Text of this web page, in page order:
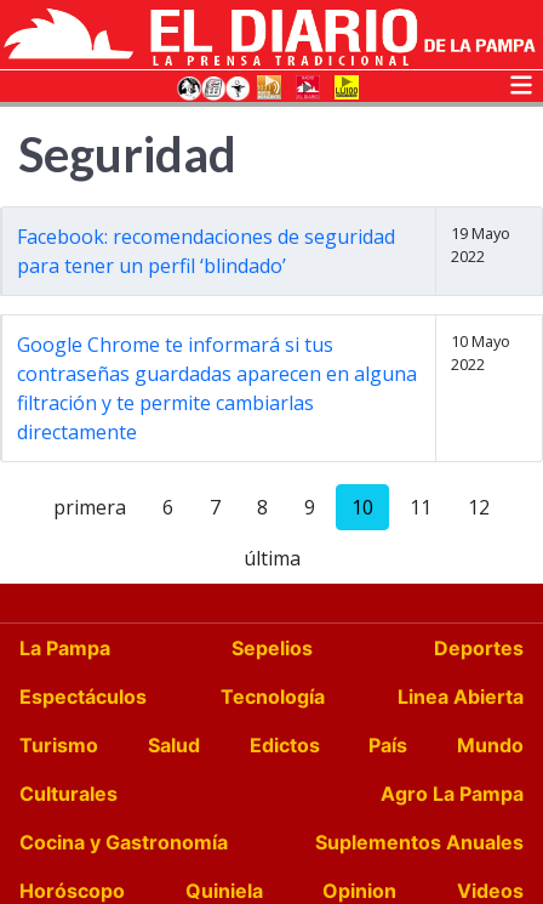
Seguridad
Facebook: recomendaciones de seguridad
para tener un perfil ‘blindado’
19 Mayo
2022
Google Chrome te informará si tus
contraseñas guardadas aparecen en alguna
filtración y te permite cambiarlas
directamente
10 Mayo
2022
primera 6 7 8 9 10 11
12
última
La Pampa Sepelios
Deportes
Espectáculos
Tecnología
Linea Abierta
Turismo
Salud Edictos País
Mundo
Culturales
Agro La Pampa
Cocina y Gastronomía
Suplementos Anuales
Horóscopo
Quiniela Opinion
Videos